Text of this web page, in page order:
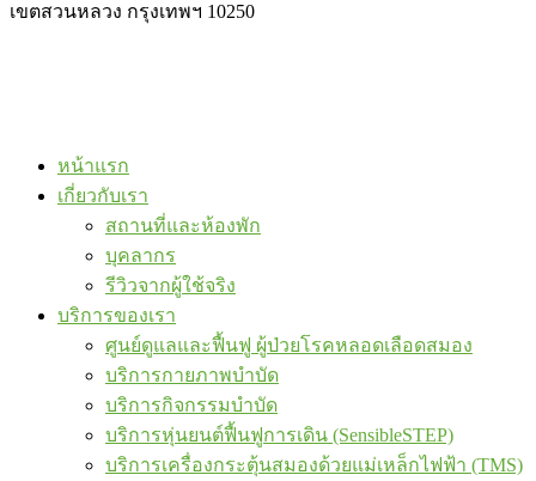
เขตสวนหลวง กรุงเทพฯ 10250
หน้าแรก
เกี่ยวกับเรา
สถานที่และห้องพัก
บุคลากร
รีวิวจากผู้ใช้จริง
บริการของเรา
ศูนย์ดูแลและฟื้นฟู ผู้ป่วยโรคหลอดเลือดสมอง
บริการกายภาพบำบัด
บริการกิจกรรมบำบัด
บริการหุ่นยนต์ฟื้นฟูการเดิน (SensibleSTEP)
บริการเครื่องกระตุ้นสมองด้วยแม่เหล็กไฟฟ้า (TMS)